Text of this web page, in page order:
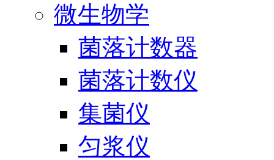
微生物学
菌落计数器
菌落计数仪
集菌仪
匀浆仪